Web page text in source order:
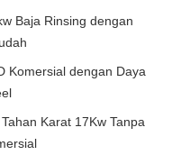
Baja Rinsing dengan
Komersial dengan Daya
Karat 17Kw Tanpa